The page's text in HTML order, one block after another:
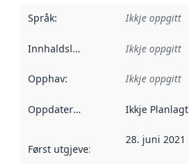
Språk: Ikkje oppgitt
Innhaldsleverandørar :
Ikkje oppgitt
Opphav: Ikkje oppgitt
Oppdateringsfrekvens :
Ikkje Planlagt
Først utgjeve: Denne datoen
28. juni 2021